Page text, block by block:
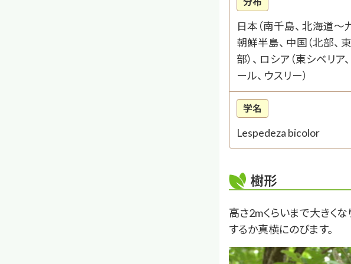
日本（南千島、 北海道〜九
朝鮮半島、 中国（北部、
部）、 ロシア（東シベリア
ール、 ウスリー）
学名
Lespedeza bicolor
樹形
高さ2mくらいまで大きくな
するか真横にのびます。